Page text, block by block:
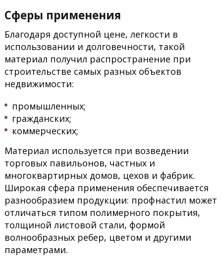
Сферы применения
Благодаря доступной цене, легкости в
использовании и долговечности, такой
материал получил распространение при
строительстве самых разных объектов
недвижимости:
промышленных;
гражданских;
коммерческих;
Материал используется при возведении
торговых павильонов, частных и
многоквартирных домов, цехов и фабрик.
Широкая сфера применения обеспечивается
разнообразием продукции: профнастил может
отличаться типом полимерного покрытия,
толщиной листовой стали, формой
волнообразных ребер, цветом и другими
параметрами.